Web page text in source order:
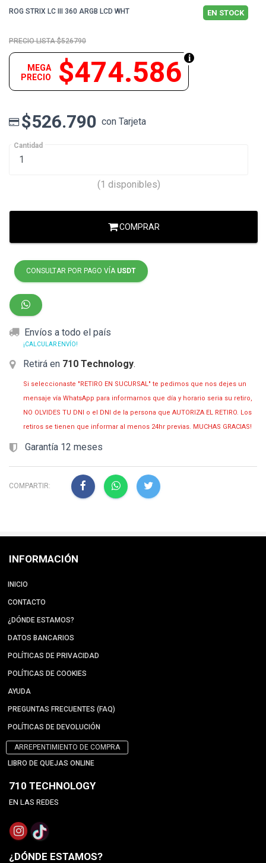
ROG STRIX LC III 360 ARGB LCD WHT EN STOCK
$526790
$474.586
MEGA
PRECIO
$526.790 con Tarjeta
Cantidad
(1 disponibles)
COMPRAR
CONSULTAR POR PAGO VÍA USDT
Envíos a todo el país
¡CALCULAR ENVÍO!
Retirá en 710 Technology.
Si seleccionaste "RETIRO EN SUCURSAL" te pedimos que nos dejes un
mensaje vía WhatsApp para informarnos que día y horario seria su retiro,
NO OLVIDES TU DNI o el DNI de la persona que AUTORIZA EL RETIRO. Los
retiros se tienen que informar al menos 24hr previas. MUCHAS GRACIAS!
Garantía 12 meses
COMPARTIR:
INFORMACIÓN
INICIO
CONTACTO
¿DÓNDE ESTAMOS?
DATOS BANCARIOS
POLÍTICAS DE PRIVACIDAD
POLÍTICAS DE COOKIES
AYUDA
PREGUNTAS FRECUENTES (FAQ)
POLÍTICAS DE DEVOLUCIÓN
ARREPENTIMIENTO DE COMPRA
LIBRO DE QUEJAS ONLINE
710 TECHNOLOGY
EN LAS REDES
¿DÓNDE ESTAMOS?